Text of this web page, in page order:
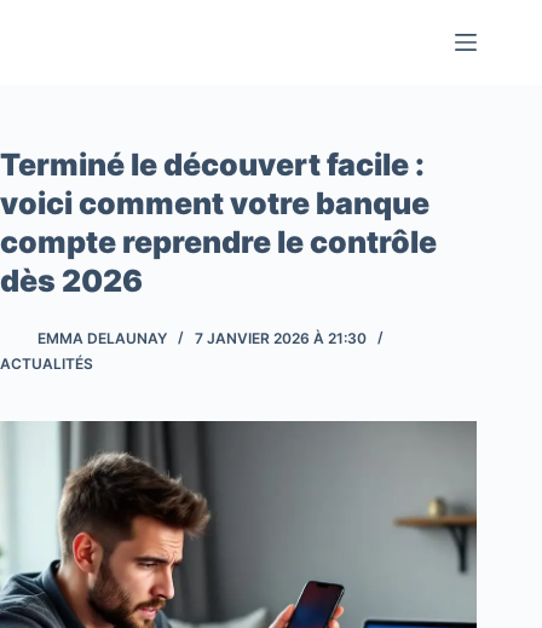
Terminé le découvert facile :
voici comment votre banque
compte reprendre le contrôle
dès 2026
EMMA DELAUNAY
7 JANVIER 2026 À 21:30
ACTUALITÉS